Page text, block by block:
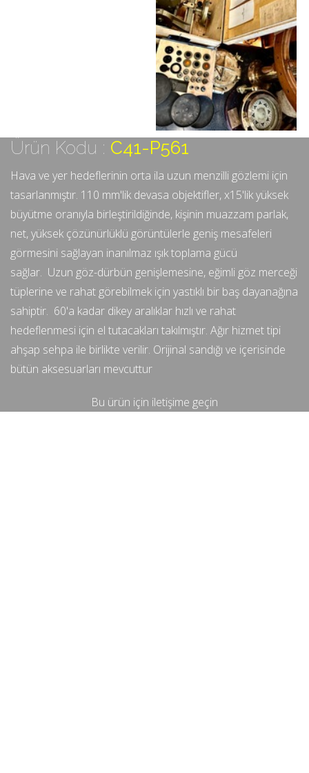
Ürün Kodu : C41-P561
Hava ve yer hedeflerinin orta ila uzun menzilli gözlemi için
tasarlanmıştır. 110 mm'lik devasa objektifler, x15'lik yüksek
büyütme oranıyla birleştirildiğinde, kişinin muazzam parlak,
net, yüksek çözünürlüklü görüntülerle geniş mesafeleri
görmesini sağlayan inanılmaz ışık toplama gücü
sağlar. Uzun göz-dürbün genişlemesine, eğimli göz merceği
tüplerine ve rahat görebilmek için yastıklı bir baş dayanağına
sahiptir. 60'a kadar dikey aralıklar hızlı ve rahat
hedeflenmesi için el tutacakları takılmıştır. Ağır hizmet tipi
ahşap sehpa ile birlikte verilir. Orijinal sandığı ve içerisinde
bütün aksesuarları mevcuttur
Bu ürün için iletişime geçin